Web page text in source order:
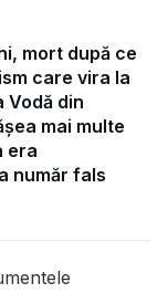
mort după ce
care vira la
Vodă din
mai multe
era
număr fals